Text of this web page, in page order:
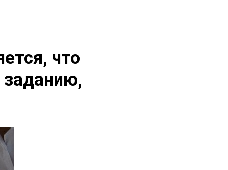
что
заданию,